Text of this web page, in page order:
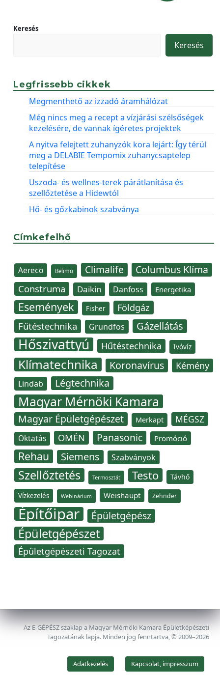
Keresés
Keresés
Legfrissebb cikkek
Megmenthető az izzadó áramhálózat
Még nincs meg a recept a vízjárási szélsőségek
kezelésére, de vannak ígéretes projektek
A nyitva felejtett zuhanyzók kora lejárt: Így térül
meg a DELABIE Tempomix zuhanycsaptelep
telepítése
Uszoda- és wellnes-terek párátlanítása és
szellőztetése a Hidewtól
Hő- és gőzkabinok szabványa
Címkefelhő
Aereco Belimo Climalife Columbus Klíma
Construma Daikin Danfoss Energetika
Események Fisher Földgáz
Fűtéstechnika Grundfos Gázellátás
Hőszivattyú Hűtéstechnika Ivóvíz
Klímatechnika Koronavírus Kémény
Lindab Légtechnika
Magyar Mérnöki Kamara
Magyar Épületgépészet Merkapt MÉGSZ
Oktatás OMÉN Panasonic Promóció
Rehau Siemens Szabványok
Szellőztetés Termosztát Testo Távhő
Vízkezelés Webinárium Weishaupt Zehnder
Építőipar Épületgépész
Épületgépészet
Épületgépészeti Tagozat
Az E-GÉPÉSZ szaklap a Magyar Mérnöki Kamara Épületképészeti
Tagozatának lapja. Minden jog fenntartva, © 2009–2026
Adatkezelés Kapcsolat, impresszum